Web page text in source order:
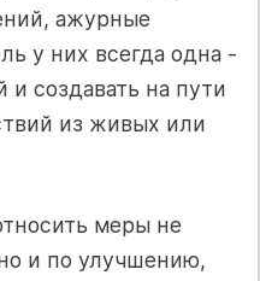
ажурные
у них всегда одна -
и создавать на пути
из живых или
меры не
и по улучшению,